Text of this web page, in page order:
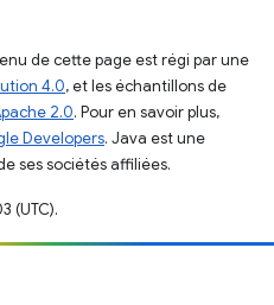
de cette page est régi par une
4.0, et les échantillons de
2.0. Pour en savoir plus,
Developers. Java est une
ses sociétés affiliées.
(UTC).